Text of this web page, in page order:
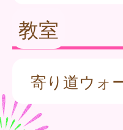
教室
寄り道ウォ